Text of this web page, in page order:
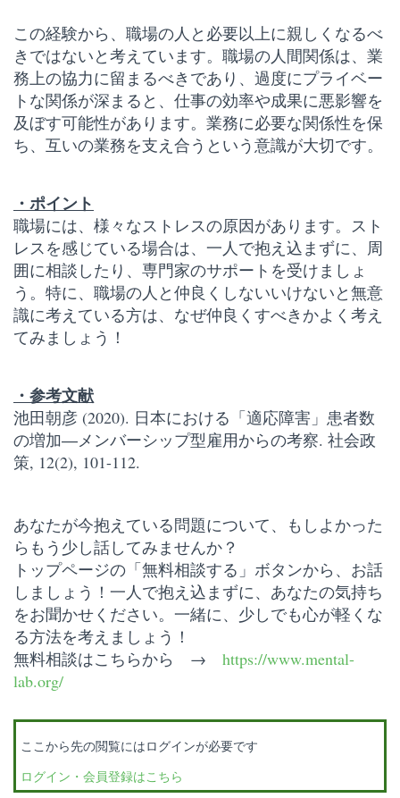
この経験から、職場の人と必要以上に親しくなるべ
きではないと考えています。職場の人間関係は、業
務上の協力に留まるべきであり、過度にプライベー
トな関係が深まると、仕事の効率や成果に悪影響を
及ぼす可能性があります。業務に必要な関係性を保
ち、互いの業務を支え合うという意識が大切です。
・ポイント
職場には、様々なストレスの原因があります。スト
レスを感じている場合は、一人で抱え込まずに、周
囲に相談したり、専門家のサポートを受けましょ
う。特に、職場の人と仲良くしないいけないと無意
識に考えている方は、なぜ仲良くすべきかよく考え
てみましょう！
・参考文献
池田朝彦 (2020). 日本における「適応障害」患者数
の増加―メンバーシップ型雇用からの考察. 社会政
策, 12(2), 101-112.
あなたが今抱えている問題について、もしよかった
らもう少し話してみませんか？
トップページの「無料相談する」ボタンから、お話
しましょう！一人で抱え込まずに、あなたの気持ち
をお聞かせください。一緒に、少しでも心が軽くな
る方法を考えましょう！
無料相談はこちらから → https://www.mental-
lab.org/
ここから先の閲覧にはログインが必要です
ログイン・会員登録はこちら